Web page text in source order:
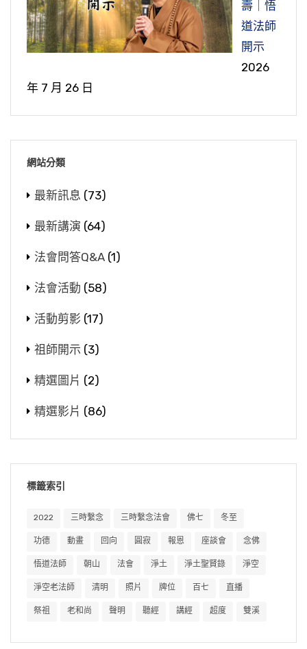
壽｜悟
道法師
開示
2026
年 7 月 26 日
網站分類
最新訊息 (73)
最新講演 (64)
法會問答Q&A (1)
法會活動 (58)
活動剪影 (17)
祖師開示 (3)
精選圖片 (2)
精選影片 (86)
標籤索引
2022 三時繫念 三時繫念法會 佛七 冬至
功德 動畫 回向 圓寂 報恩 座談會 念佛
悟道法師 朝山 法會 淨土 淨土聖賢錄 淨空
淨空老法師 清明 照片 牌位 百七 直播
祭祖 老和尚 聲明 聽經 講經 超度 雙溪